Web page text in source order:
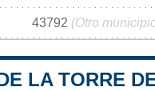
43792 (Otro
LA TORRE